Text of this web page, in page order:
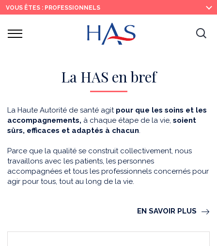
Recherche
Menu
principal
Contenu
principal
VOUS ÊTES : PROFESSIONNELS
Ouvrir
La HAS en bref
La Haute Autorité de santé agit pour que les soins et les
accompagnements, à chaque étape de la vie, soient
sûrs, efficaces et adaptés à chacun.
Parce que la qualité se construit collectivement, nous
travaillons avec les patients, les personnes
accompagnées et tous les professionnels concernés pour
agir pour tous, tout au long de la vie.
EN SAVOIR PLUS